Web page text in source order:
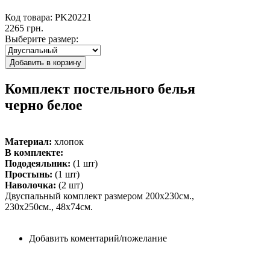
Код товара: PK20221
2265 грн.
Выберите размер:
Комплект постельного белья
черно белое
Материал: хлопок
В комплекте:
Пододеяльник: (1 шт)
Простынь: (1 шт)
Наволочка: (2 шт)
Двуспальный комплект размером 200х230см.,
230х250см., 48х74см.
Добавить коментарий/пожелание